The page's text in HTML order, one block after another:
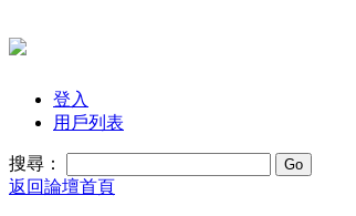
登入
用戶列表
搜尋：
返回論壇首頁